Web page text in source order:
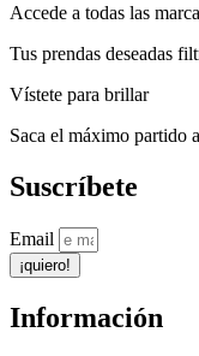
Accede a todas las
Tus prendas deseadas
Vístete para brillar
Saca el máximo partido
Suscríbete
Email
¡quiero!
Información